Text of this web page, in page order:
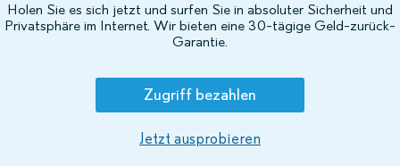
Holen Sie es sich jetzt und surfen Sie in absoluter Sicherheit und
Privatsphäre im Internet. Wir bieten eine 30-tägige Geld-zurück-
Garantie.
Zugriff bezahlen
Jetzt ausprobieren